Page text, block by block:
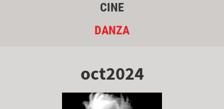
CINE
DANZA
oct2024